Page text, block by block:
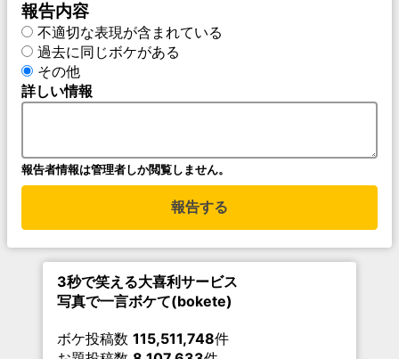
報告内容
不適切な表現が含まれている
過去に同じボケがある
その他
詳しい情報
報告者情報は管理者しか閲覧しません。
報告する
3秒で笑える大喜利サービス
写真で一言ボケて(bokete)
ボケ投稿数 115,511,748件